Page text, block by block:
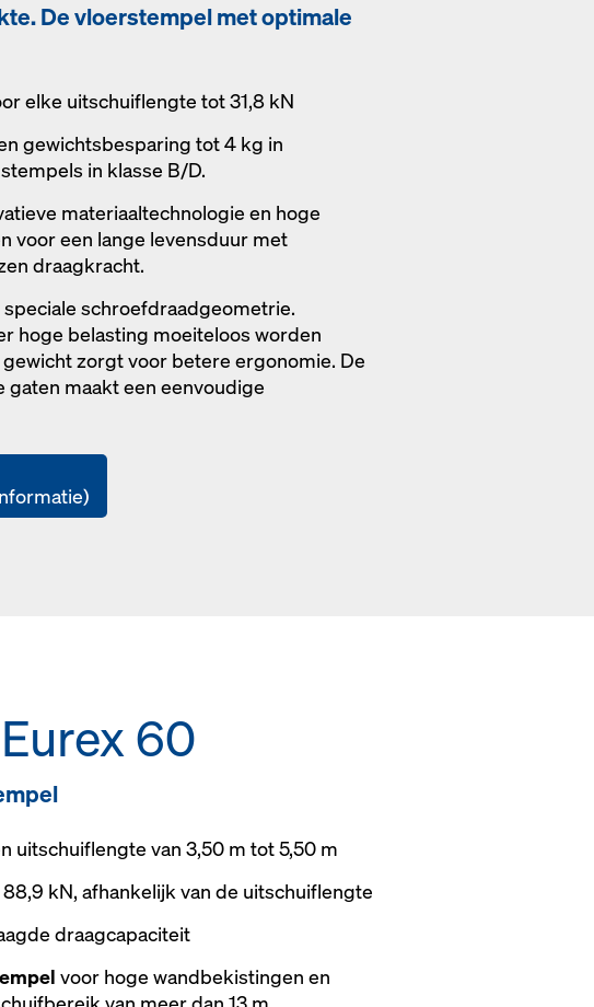
De vloerstempel met optimale
elke uitschuiflengte tot 31,8 kN
gewichtsbesparing tot 4 kg in
in klasse B/D.
materiaaltechnologie en hoge
voor een lange levensduur met
draagkracht.
schroefdraadgeometrie.
hoge belasting moeiteloos worden
zorgt voor betere ergonomie. De
maakt een eenvoudige
60
uitschuiflengte van 3,50 m tot 5,50 m
kN, afhankelijk van de uitschuiflengte
draagcapaciteit
voor hoge wandbekistingen en